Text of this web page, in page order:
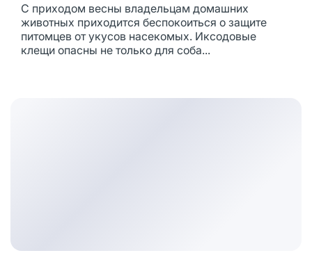
С приходом весны владельцам домашних
животных приходится беспокоиться о защите
питомцев от укусов насекомых. Иксодовые
клещи опасны не только для соба...